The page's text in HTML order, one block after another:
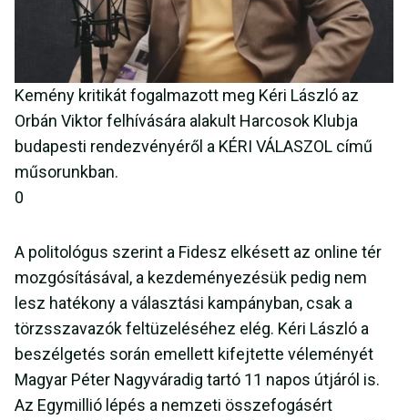
Kemény kritikát fogalmazott meg Kéri László az
Orbán Viktor felhívására alakult Harcosok Klubja
budapesti rendezvényéről a KÉRI VÁLASZOL című
műsorunkban.
0
A politológus szerint a Fidesz elkésett az online tér
mozgósításával, a kezdeményezésük pedig nem
lesz hatékony a választási kampányban, csak a
törzsszavazók feltüzeléséhez elég. Kéri László a
beszélgetés során emellett kifejtette véleményét
Magyar Péter Nagyváradig tartó 11 napos útjáról is.
Az Egymillió lépés a nemzeti összefogásért